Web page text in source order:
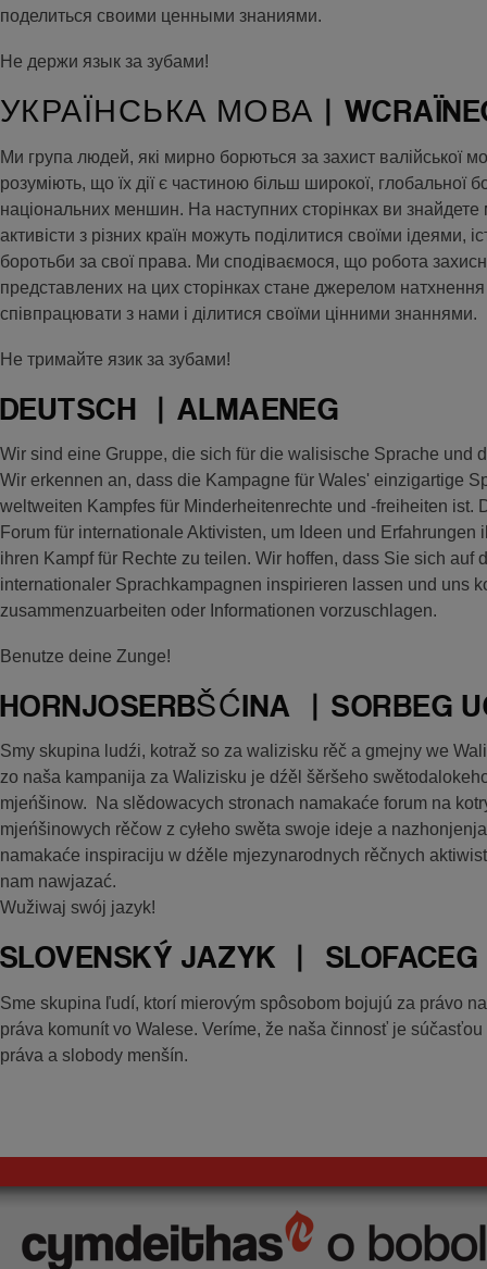
поделиться своими ценными знаниями.
Не держи язык за зубами!
УКРАЇНСЬКА МОВА |
Ми група людей, які мирно борються за захист валійської
розуміють, що їх дії є частиною більш широкої, глобальної
національних меншин. На наступних сторінках ви
активісти з різних країн можуть поділитися своїми ідеями,
боротьби за свої права. Ми сподіваємося, що робота
представлених на цих сторінках стане джерелом
співпрацювати з нами і ділитися своїми цінними знаннями.
Не тримайте язик за зубами!
DEUTSCH | ALMAENEG
Wir sind eine Gruppe, die sich für die walisische Sprache und
Wir erkennen an, dass die Kampagne für Wales' einzigartige
weltweiten Kampfes für Minderheitenrechte und -freiheiten
Forum für internationale Aktivisten, um Ideen und
ihren Kampf für Rechte zu teilen. Wir hoffen, dass Sie sich auf
internationaler Sprachkampagnen inspirieren lassen und uns
zusammenzuarbeiten oder Informationen vorzuschlagen.
Benutze deine Zunge!
HORNJOSERBŠĆINA | SORBEG
Smy skupina ludźi, kotraž so za walizisku rěč a gmejny we
zo naša kampanija za Walizisku je dźěl šěršeho
mjeńšinow. Na slědowacych stronach namakaće forum na
mjeńšinowych rěčow z cyłeho swěta swoje ideje a
namakaće inspiraciju w dźěle mjezynarodnych rěčnych
nam nawjazać.
Wužiwaj swój jazyk!
SLOVENSKÝ JAZYK | SLOFACEG
Sme skupina ľudí, ktorí mierovým spôsobom bojujú za právo
práva komunít vo Walese. Veríme, že naša činnosť je
práva a slobody menšín.